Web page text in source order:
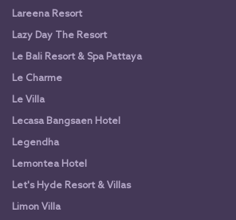
Lareena Resort
Lazy Day The Resort
Le Bali Resort & Spa Pattaya
Le Charme
Le Villa
Lecasa Bangsaen Hotel
Legendha
Lemontea Hotel
Let's Hyde Resort & Villas
Limon Villa